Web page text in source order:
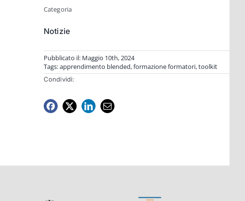
Categoria
Notizie
Pubblicato il: Maggio 10th, 2024
Tags:apprendimento blended,formazione formatori,toolkit
Condividi: